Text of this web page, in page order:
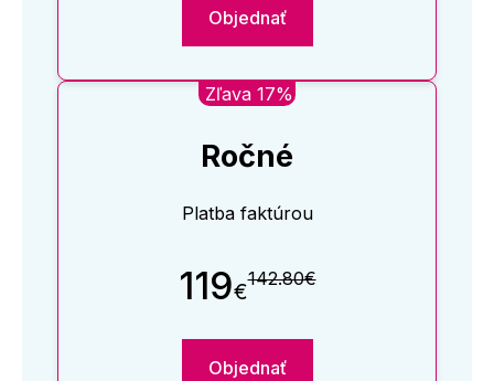
Objednať
Zľava 17%
Ročné
Platba faktúrou
119€142.80€
Objednať